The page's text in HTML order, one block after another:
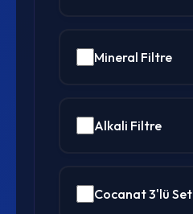
Mineral Filtre
Alkali Filtre
Cocanat 3'lü Set